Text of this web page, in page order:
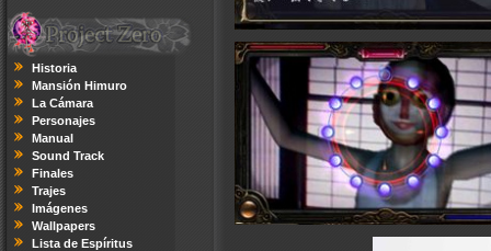
Historia
Mansión Himuro
La Cámara
Personajes
Manual
Sound Track
Finales
Trajes
Imágenes
Wallpapers
Lista de Espíritus